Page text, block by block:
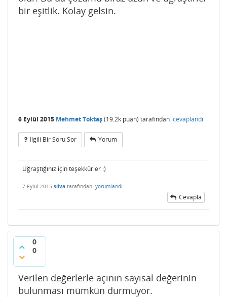
bir eşitlik. Kolay gelsin.
6 Eylül 2015 Mehmet Toktaş(19.2k puan) tarafından cevaplandı
Ilgili Bir Soru Sor Yorum
Uğraştığınız için teşekkürler :)
7 Eylül 2015 silva tarafından yorumlandı
Cevapla
0
0
Verilen değerlerle açının sayısal değerinin
bulunması mümkün durmuyor.